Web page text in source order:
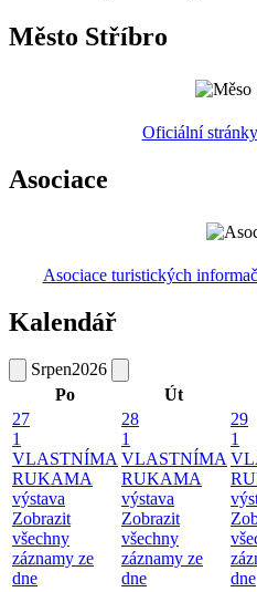
Město Stříbro
Oficiální
Asociace
Asociace turistických
Kalendář
Srpen2026
Po
Út
27
1
VLASTNÍMA
RUKAMA
výstava
Zobrazit
všechny
záznamy ze
dne
28
1
VLASTNÍMA
RUKAMA
výstava
Zobrazit
všechny
záznamy ze
dne
29
1
dne